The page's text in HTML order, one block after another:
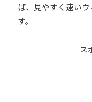
ば、見やすく速い
す。
ス